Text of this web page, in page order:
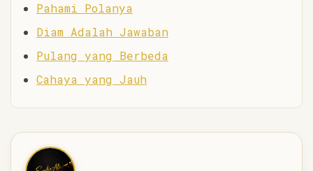
Pahami Polanya
Diam Adalah Jawaban
Pulang yang Berbeda
Cahaya yang Jauh